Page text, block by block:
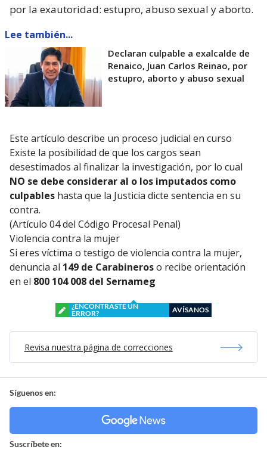
por la exautoridad: estupro, abuso sexual y aborto.
Lee también...
Declaran culpable a exalcalde de
Renaico, Juan Carlos Reinao, por
estupro, aborto y abuso sexual
Este artículo describe un proceso judicial en curso
Existe la posibilidad de que los cargos sean
desestimados al finalizar la investigación, por lo cual
NO se debe considerar al o los imputados como
culpables hasta que la Justicia dicte sentencia en su
contra.
(Artículo 04 del Código Procesal Penal)
Violencia contra la mujer
Si eres víctima o testigo de violencia contra la mujer,
denuncia al 149 de Carabineroso recibe orientación
en el 800 104 008 del Sernameg
¿ENCONTRASTE UN
ERROR?
AVÍSANOS
Revisa nuestra página de correcciones
Síguenos en:
Suscríbete en: